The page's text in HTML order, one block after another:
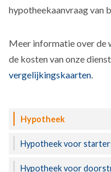
hypotheekaanvraag van
Meer informatie over de
de kosten van onze
vergelijkingskaarten
Hypotheek
Hypotheek voor
Hypotheek voor